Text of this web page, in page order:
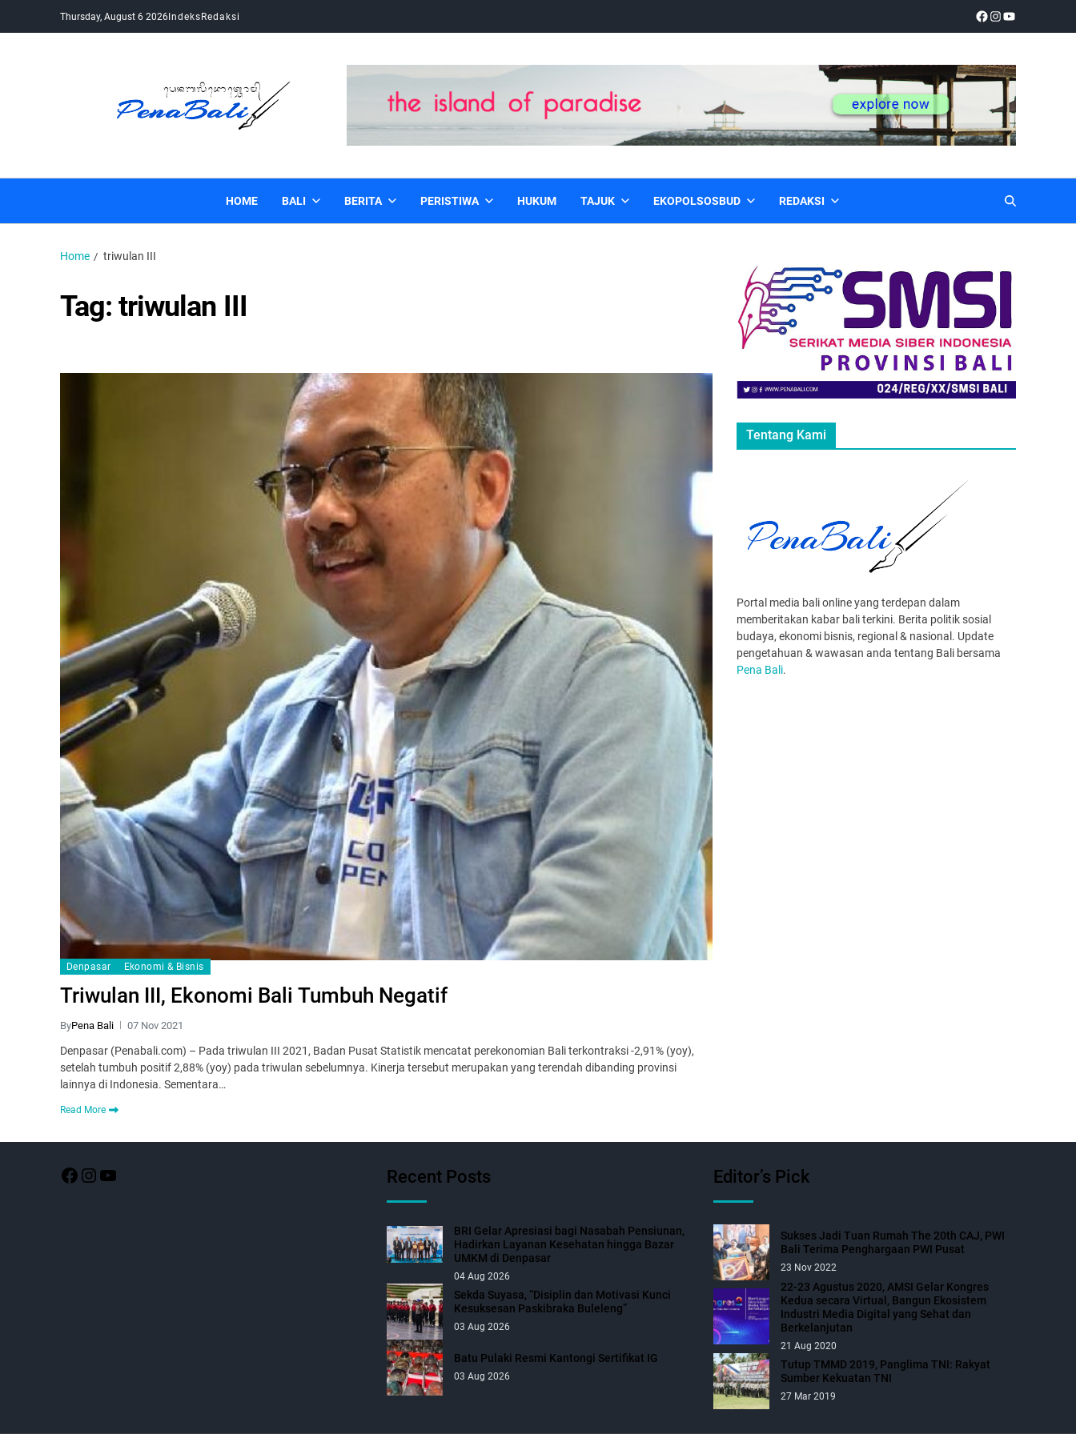
Thursday, August 6 2026IndeksRedaksi
HOME BALI BERITA PERISTIWA HUKUM TAJUK EKOPOLSOSBUD REDAKSI
Home triwulan III
Tag:triwulan III
Denpasar Ekonomi & Bisnis
Triwulan III, Ekonomi Bali Tumbuh Negatif
ByPena Bali 07 Nov 2021
Denpasar (Penabali.com) – Pada triwulan III 2021, Badan Pusat Statistik mencatat perekonomian Bali terkontraksi -2,91% (yoy),
setelah tumbuh positif 2,88% (yoy) pada triwulan sebelumnya. Kinerja tersebut merupakan yang terendah dibanding provinsi
lainnya di Indonesia. Sementara…
Read More
Tentang Kami
Portal media bali online yang terdepan dalam
memberitakan kabar bali terkini. Berita politik sosial
budaya, ekonomi bisnis, regional & nasional. Update
pengetahuan & wawasan anda tentang Bali bersama
Pena Bali.
Recent Posts
BRI Gelar Apresiasi bagi Nasabah Pensiunan,
Hadirkan Layanan Kesehatan hingga Bazar
UMKM di Denpasar
04 Aug 2026
Sekda Suyasa, “Disiplin dan Motivasi Kunci
Kesuksesan Paskibraka Buleleng”
03 Aug 2026
Batu Pulaki Resmi Kantongi Sertifikat IG
03 Aug 2026
Editor’s Pick
Sukses Jadi Tuan Rumah The 20th CAJ, PWI
Bali Terima Penghargaan PWI Pusat
23 Nov 2022
22-23 Agustus 2020, AMSI Gelar Kongres
Kedua secara Virtual, Bangun Ekosistem
Industri Media Digital yang Sehat dan
Berkelanjutan
21 Aug 2020
Tutup TMMD 2019, Panglima TNI: Rakyat
Sumber Kekuatan TNI
27 Mar 2019